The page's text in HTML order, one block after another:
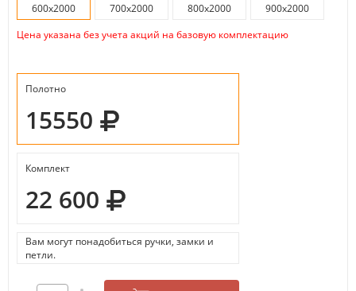
600x2000 700x2000 800x2000
900x2000
Цена указана без учета акций на базовую комплектацию
Полотно
15550
Комплект
22 600
Вам могут понадобиться ручки, замки и
петли.